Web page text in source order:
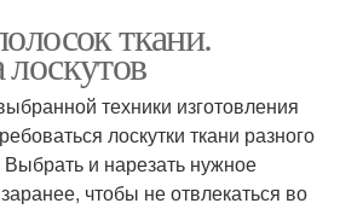
ткани.
лоскутов
техники изготовления
лоскутки ткани разного
и нарезать нужное
чтобы не отвлекаться во